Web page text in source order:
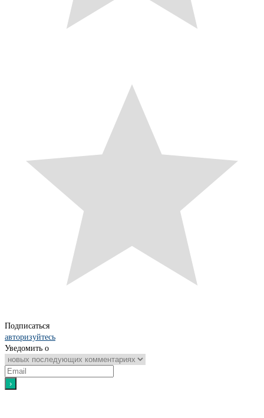
Подписаться
авторизуйтесь
Уведомить о